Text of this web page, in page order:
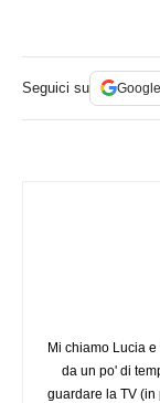
Seguici su Google
Mi chiamo Lucia
da un po' di
guardare la TV (in